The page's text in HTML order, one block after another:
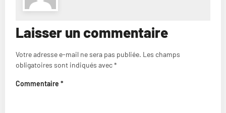
Laisser un commentaire
Votre adresse e-mail ne sera pas publiée. Les champs
obligatoires sont indiqués avec*
Commentaire *